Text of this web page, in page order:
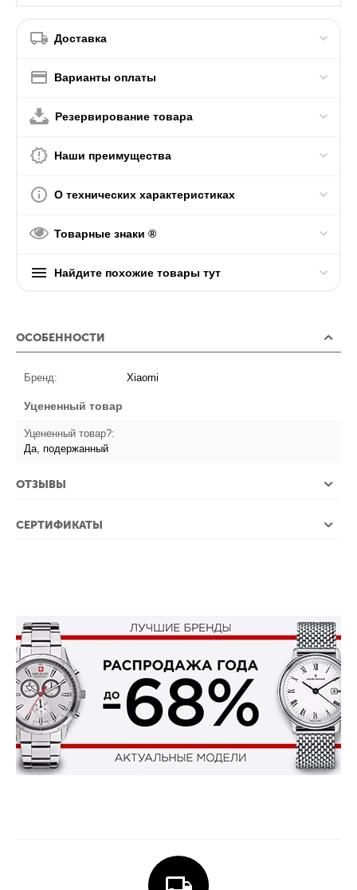
Доставка
Варианты оплаты
Резервирование товара
Наши преимущества
О технических характеристиках
Товарные знаки ®
Найдите похожие товары тут
ОСОБЕННОСТИ
Бренд: Xiaomi
Уцененный товар
Уцененный товар?:
Да, подержанный
ОТЗЫВЫ
СЕРТИФИКАТЫ